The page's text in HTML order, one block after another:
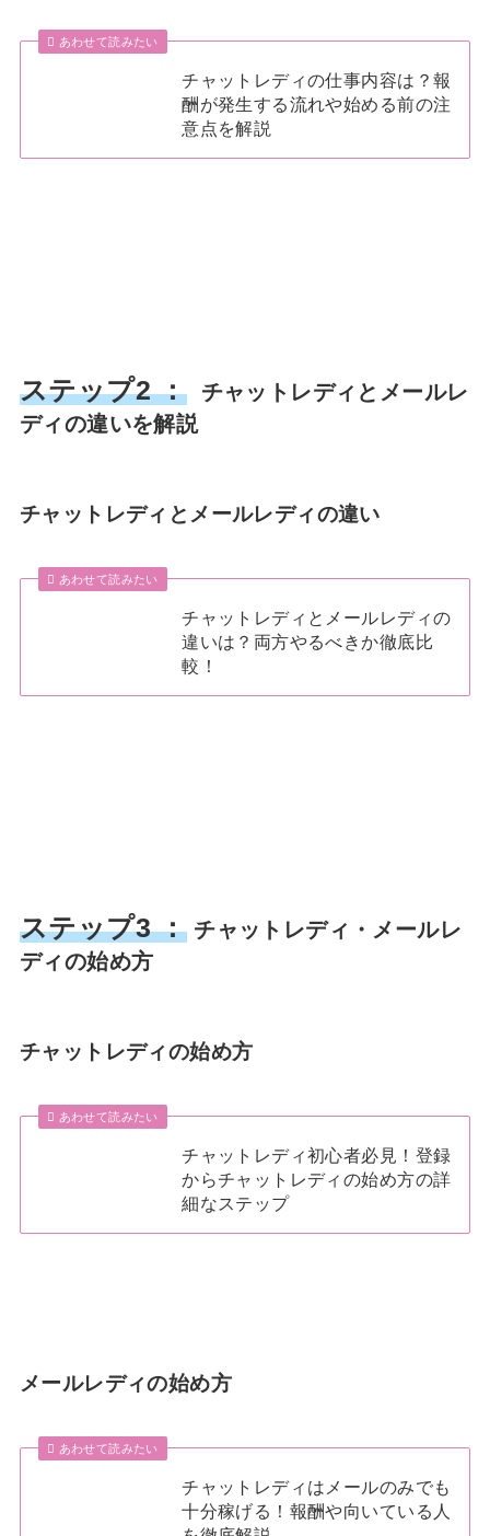
あわせて読みたい
チャットレディの仕事内容は？報
酬が発生する流れや始める前の注
意点を解説
ステップ2 ：チャットレディとメールレ
ディの違いを解説
チャットレディとメールレディの違い
あわせて読みたい
チャットレディとメールレディの
違いは？両方やるべきか徹底比
較！
ステップ3 ：チャットレディ・メールレ
ディの始め方
チャットレディの始め方
あわせて読みたい
チャットレディ初心者必見！登録
からチャットレディの始め方の詳
細なステップ
メールレディの始め方
あわせて読みたい
チャットレディはメールのみでも
十分稼げる！報酬や向いている人